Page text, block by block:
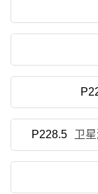
P228.5 卫